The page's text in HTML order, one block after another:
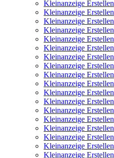
Kleinanzeige Erstellen
Kleinanzeige Erstellen
Kleinanzeige Erstellen
Kleinanzeige Erstellen
Kleinanzeige Erstellen
Kleinanzeige Erstellen
Kleinanzeige Erstellen
Kleinanzeige Erstellen
Kleinanzeige Erstellen
Kleinanzeige Erstellen
Kleinanzeige Erstellen
Kleinanzeige Erstellen
Kleinanzeige Erstellen
Kleinanzeige Erstellen
Kleinanzeige Erstellen
Kleinanzeige Erstellen
Kleinanzeige Erstellen
Kleinanzeige Erstellen